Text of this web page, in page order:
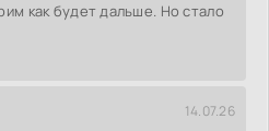
как будет дальше. Но стало
14.07.26